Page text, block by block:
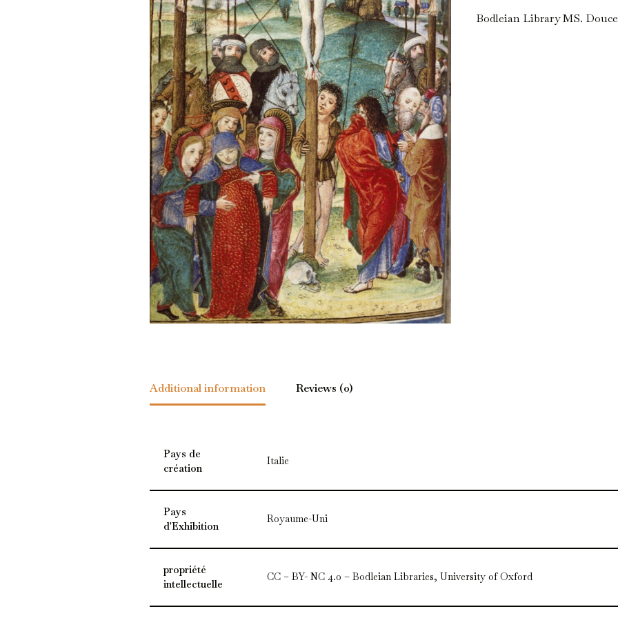
Bodleian Library MS. Douce
Additional information Reviews (0)
Pays de
création
Italie
Pays
d'Exhibition
Royaume-Uni
propriété
intellectuelle
CC – BY- NC 4.0 – Bodleian Libraries, University of Oxford